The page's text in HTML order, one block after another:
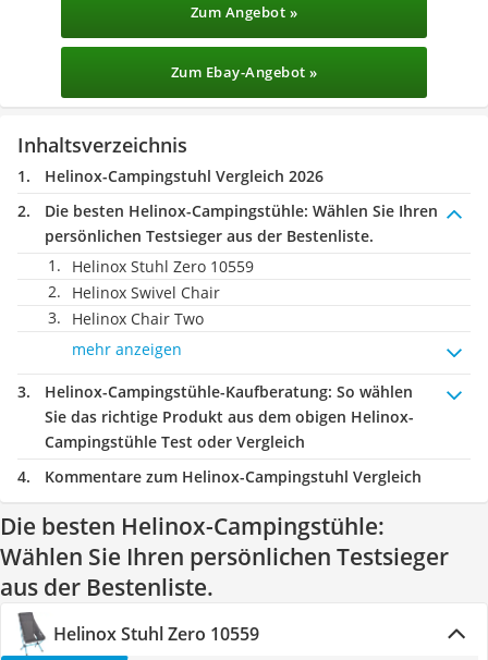
Zum Angebot »
Zum Ebay-Angebot »
Inhaltsverzeichnis
Helinox-Campingstuhl Vergleich 2026
Die besten Helinox-Campingstühle: Wählen Sie Ihren
persönlichen Testsieger aus der Bestenliste.
Helinox Stuhl Zero 10559
Helinox Swivel Chair
Helinox Chair Two
mehr anzeigen
Helinox-Campingstühle-Kaufberatung: So wählen
Sie das richtige Produkt aus dem obigen Helinox-
Campingstühle Test oder Vergleich
Kommentare zum Helinox-Campingstuhl Vergleich
Die besten Helinox-Campingstühle:
Wählen Sie Ihren persönlichen Testsieger
aus der Bestenliste.
Helinox Stuhl Zero 10559